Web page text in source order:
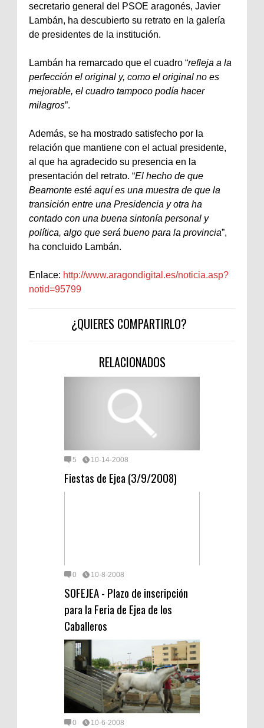
secretario general del PSOE aragonés, Javier
Lambán, ha descubierto su retrato en la galería
de presidentes de la institución.
Lambán ha remarcado que el cuadro “refleja a la
perfección el original y, como el original no es
mejorable, el cuadro tampoco podía hacer
milagros”.
Además, se ha mostrado satisfecho por la
relación que mantiene con el actual presidente,
al que ha agradecido su presencia en la
presentación del retrato. “El hecho de que
Beamonte esté aquí es una muestra de que la
transición entre una Presidencia y otra ha
contado con una buena sintonía personal y
política, algo que será bueno para la provincia”,
ha concluido Lambán.
Enlace: http://www.aragondigital.es/noticia.asp?
notid=95799
¿QUIERES COMPARTIRLO?
RELACIONADOS
5 10-14-2008
Fiestas de Ejea (3/9/2008)
0 10-8-2008
SOFEJEA - Plazo de inscripción
para la Feria de Ejea de los
Caballeros
0 10-6-2008